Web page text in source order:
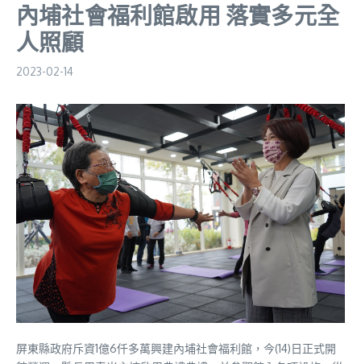
內埔社會福利館啟用 落實多元全
人照顧
2023-02-14
屏東縣政府斥資1億6仟多萬興建內埔社會福利館，今(14)日正式開